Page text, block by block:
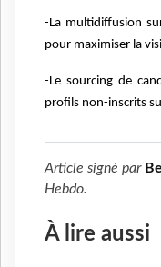
-La multidiffusion
pour maximiser la
-Le sourcing de
profils non-inscrits
Article signé par
Hebdo.
À lire aussi